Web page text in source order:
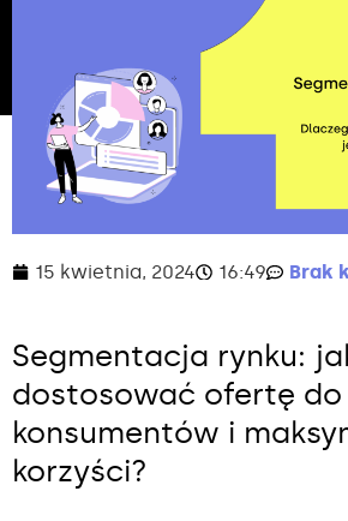
15 kwietnia, 2024 16:49 Brak
Segmentacja rynku:
dostosować ofertę
konsumentów i
korzyści?